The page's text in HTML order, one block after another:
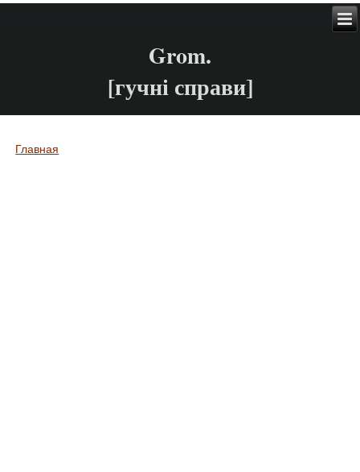
Grom.
[гучні справи]
Вы здесь
Главная